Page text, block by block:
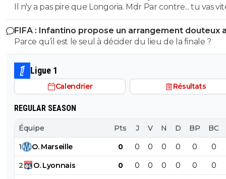
Il n'y a pas pire que Longoria. Mdr Par contre... tu vas vite
pleurer en voyant ta petite équipe sombrer. ^^
FIFA : Infantino propose un arrangement douteux
Maroc
Parce qu’il est le seul à décider du lieu de la finale ?
Ligue 1
Calendrier Résultats
REGULAR SEASON
Équipe Pts J V N D BP BC
1 O. Marseille 0 0 0 0 0 0 0
2 O. Lyonnais 0 0 0 0 0 0 0